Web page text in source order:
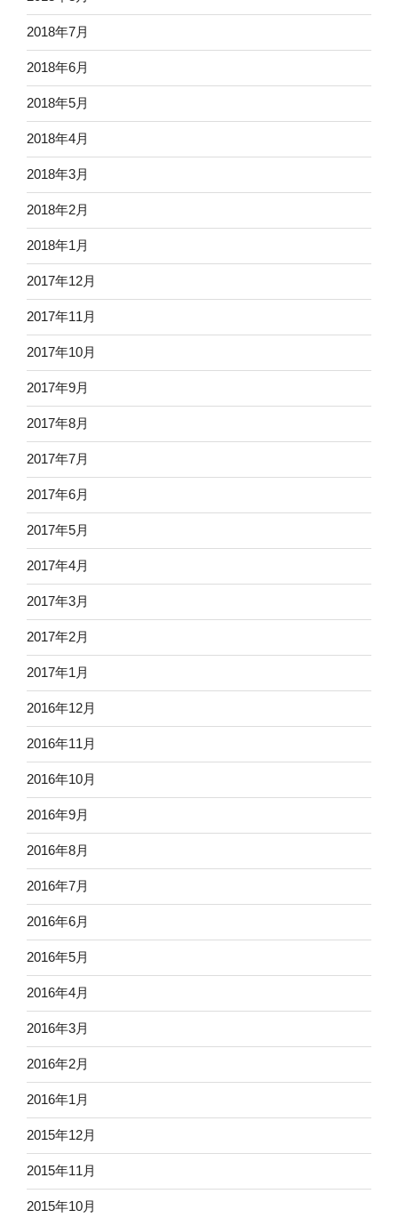
2018年7月
2018年6月
2018年5月
2018年4月
2018年3月
2018年2月
2018年1月
2017年12月
2017年11月
2017年10月
2017年9月
2017年8月
2017年7月
2017年6月
2017年5月
2017年4月
2017年3月
2017年2月
2017年1月
2016年12月
2016年11月
2016年10月
2016年9月
2016年8月
2016年7月
2016年6月
2016年5月
2016年4月
2016年3月
2016年2月
2016年1月
2015年12月
2015年11月
2015年10月